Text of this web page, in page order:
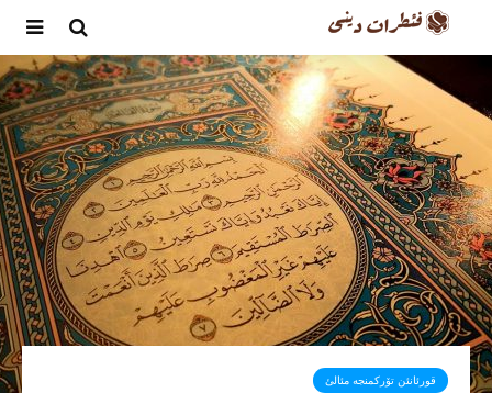
قورئانئن تۆرکمنجە مئالئ